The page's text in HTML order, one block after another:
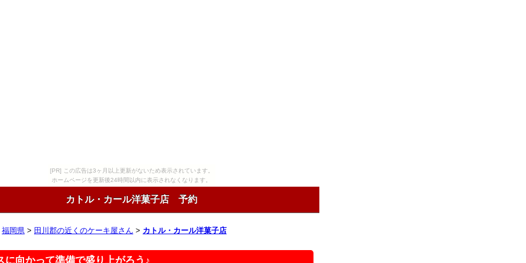
[PR] この広告は3ヶ月以上更新がないため表示されています。
ホームページを更新後24時間以内に表示されなくなります。
カトル・カール洋菓子店 予約
福岡県 > 田川郡の近くのケーキ屋さん > カトル・カール洋菓子店
に向かって準備で盛り上がろう♪